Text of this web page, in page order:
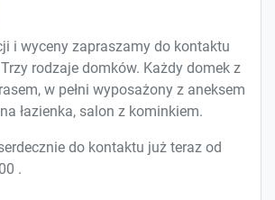
i wyceny zapraszamy do kontaktu
rodzaje domków. Każdy domek z
w pełni wyposażony z aneksem
łazienka, salon z kominkiem.
do kontaktu już teraz od
.